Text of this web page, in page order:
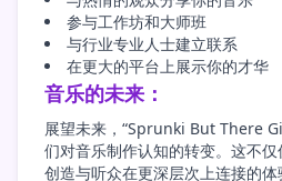
参与工作坊和大师班
与行业专业人士建立联系
在更大的平台上展示你的才华
音乐的未来：
展望未来，“Sprunki But There
们对音乐制作认知的转变。这不
创造与听众在更深层次上连接的